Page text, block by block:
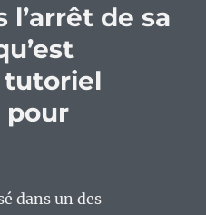
l’arrêt de sa
tutoriel
pour
dans un des